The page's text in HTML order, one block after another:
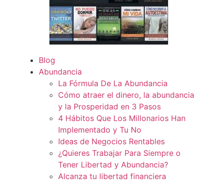
Blog
Abundancia
La Fórmula De La Abundancia
Cómo atraer el dinero, la abundancia
y la Prosperidad en 3 Pasos
4 Hábitos Que Los Millonarios Han
Implementado y Tu No
Ideas de Negocios Rentables
¿Quieres Trabajar Para Siempre o
Tener Libertad y Abundancia?
Alcanza tu libertad financiera